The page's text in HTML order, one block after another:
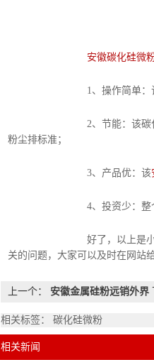
安徽碳化硅微
1、操作简单：
2、节能：该碳化微硅粉生
粉尘排标准；
3、产品优：该
4、投资少：整个生产线
好了，以上是小编给大家分
关的问题，大家可以及时在网站
上一个： 安徽金属硅粉远销外界
相关标签： 碳化硅微粉
相关新闻